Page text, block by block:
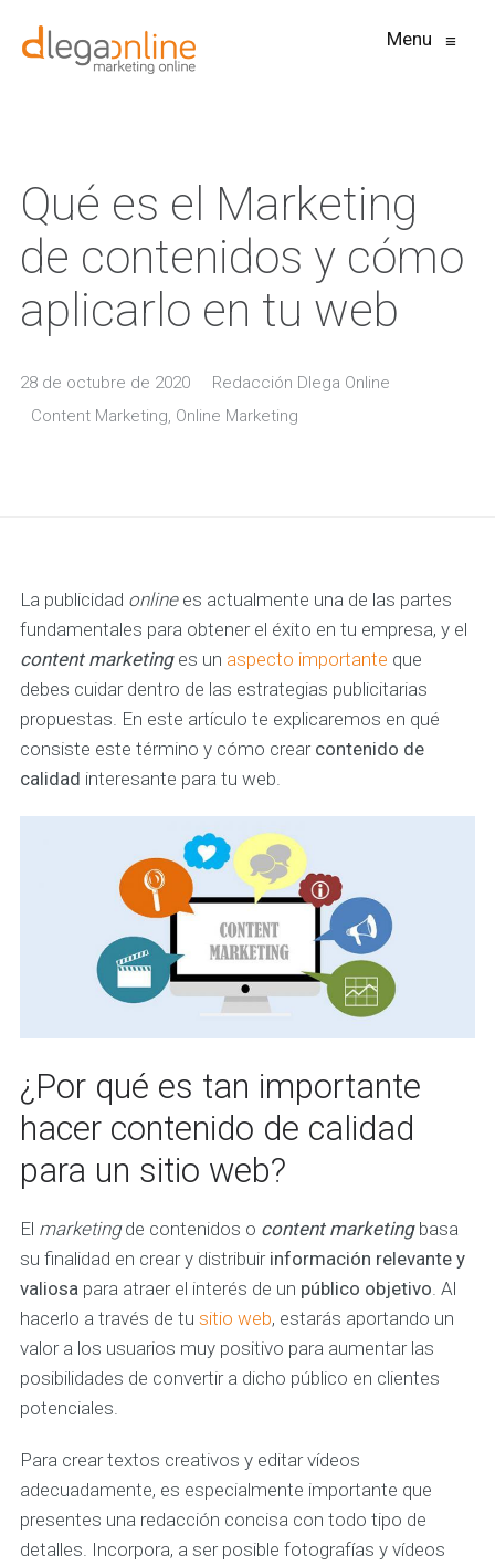
Menu ≡
Qué es el Marketing
de contenidos y cómo
aplicarlo en tu web
28 de octubre de 2020
Redacción Dlega Online
Content Marketing, Online Marketing
La publicidad onlinees actualmente una de las partes
fundamentales para obtener el éxito en tu empresa, y el
content marketinges un aspecto importante que
debes cuidar dentro de las estrategias publicitarias
propuestas. En este artículo te explicaremos en qué
consiste este término y cómo crear contenido de
calidad interesante para tu web.
¿Por qué es tan importante
hacer contenido de calidad
para un sitio web?
El marketingde contenidos o content marketing basa
su finalidad en crear y distribuir información relevante y
valiosapara atraer el interés de un público objetivo. Al
hacerlo a través de tu sitio web, estarás aportando un
valor a los usuarios muy positivo para aumentar las
posibilidades de convertir a dicho público en clientes
potenciales.
Para crear textos creativos y editar vídeos
adecuadamente, es especialmente importante que
presentes una redacción concisa con todo tipo de
detalles. Incorpora, a ser posible fotografías y vídeos